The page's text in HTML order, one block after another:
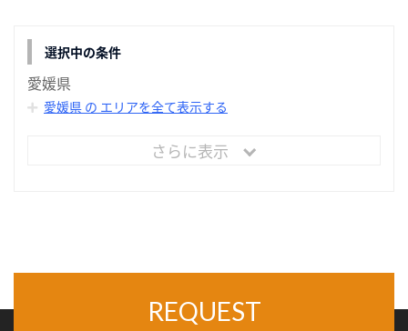
選択中の条件
愛媛県
愛媛県 の エリアを全て表示する
さらに表示
REQUEST